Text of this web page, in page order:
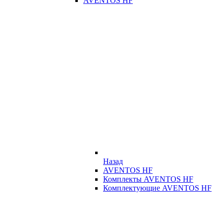
Назад
AVENTOS HF
Комплекты AVENTOS HF
Комплектующие AVENTOS HF